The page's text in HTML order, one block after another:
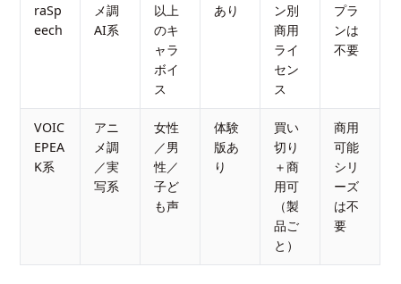
raSp
eech
メ調
AI系
以上
のキ
ャラ
ボイ
ス
あり
ン別
商用
ライ
セン
ス
プラ
ンは
不要
VOIC
EPEA
K系
アニ
メ調
／実
写系
女性
／男
性／
子ど
も声
体験
版あ
り
買い
切り
＋商
用可
（製
品ご
と）
商用
可能
シリ
ーズ
は不
要